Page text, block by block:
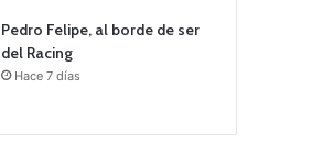
Pedro Felipe, al borde de ser
del Racing
Hace 7 días